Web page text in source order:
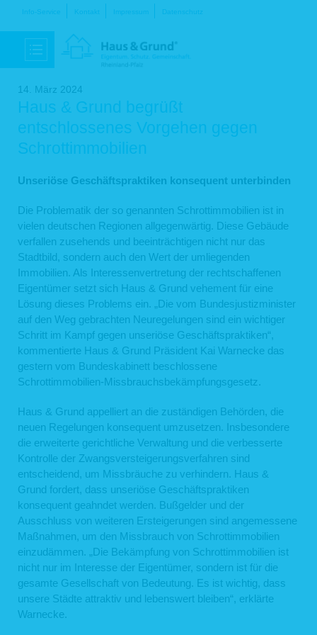
Navigation
Info-Service Kontakt Impressum Datenschutz
14. März 2024
Haus & Grund begrüßt
entschlossenes Vorgehen gegen
Schrottimmobilien
Unseriöse Geschäftspraktiken konsequent unterbinden
Die Problematik der so genannten Schrottimmobilien ist in
vielen deutschen Regionen allgegenwärtig. Diese Gebäude
verfallen zusehends und beeinträchtigen nicht nur das
Stadtbild, sondern auch den Wert der umliegenden
Immobilien. Als Interessenvertretung der rechtschaffenen
Eigentümer setzt sich Haus & Grund vehement für eine
Lösung dieses Problems ein. „Die vom Bundesjustizminister
auf den Weg gebrachten Neuregelungen sind ein wichtiger
Schritt im Kampf gegen unseriöse Geschäftspraktiken“,
kommentierte Haus & Grund Präsident Kai Warnecke das
gestern vom Bundeskabinett beschlossene
Schrottimmobilien-Missbrauchsbekämpfungsgesetz.
Haus & Grund appelliert an die zuständigen Behörden, die
neuen Regelungen konsequent umzusetzen. Insbesondere
die erweiterte gerichtliche Verwaltung und die verbesserte
Kontrolle der Zwangsversteigerungsverfahren sind
entscheidend, um Missbräuche zu verhindern. Haus &
Grund fordert, dass unseriöse Geschäftspraktiken
konsequent geahndet werden. Bußgelder und der
Ausschluss von weiteren Ersteigerungen sind angemessene
Maßnahmen, um den Missbrauch von Schrottimmobilien
einzudämmen. „Die Bekämpfung von Schrottimmobilien ist
nicht nur im Interesse der Eigentümer, sondern ist für die
gesamte Gesellschaft von Bedeutung. Es ist wichtig, dass
unsere Städte attraktiv und lebenswert bleiben“, erklärte
Warnecke.